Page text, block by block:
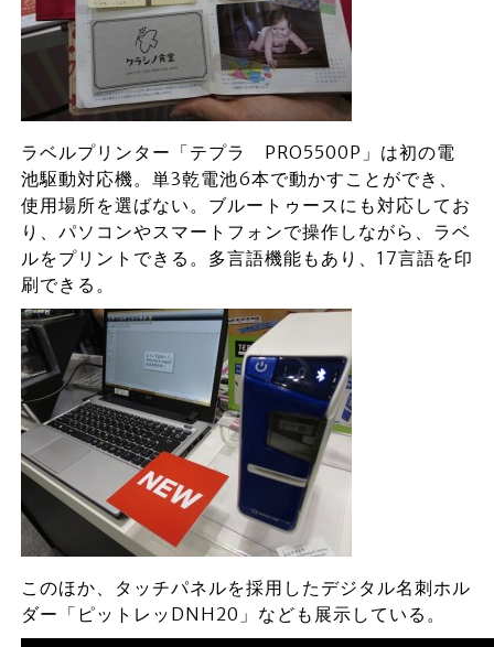
ラベルプリンター「テプラ PRO5500P」は初の電
池駆動対応機。単3乾電池6本で動かすことができ、
使用場所を選ばない。ブルートゥースにも対応してお
り、パソコンやスマートフォンで操作しながら、ラベ
ルをプリントできる。多言語機能もあり、17言語を印
刷できる。
このほか、タッチパネルを採用したデジタル名刺ホル
ダー「ピットレッDNH20」なども展示している。